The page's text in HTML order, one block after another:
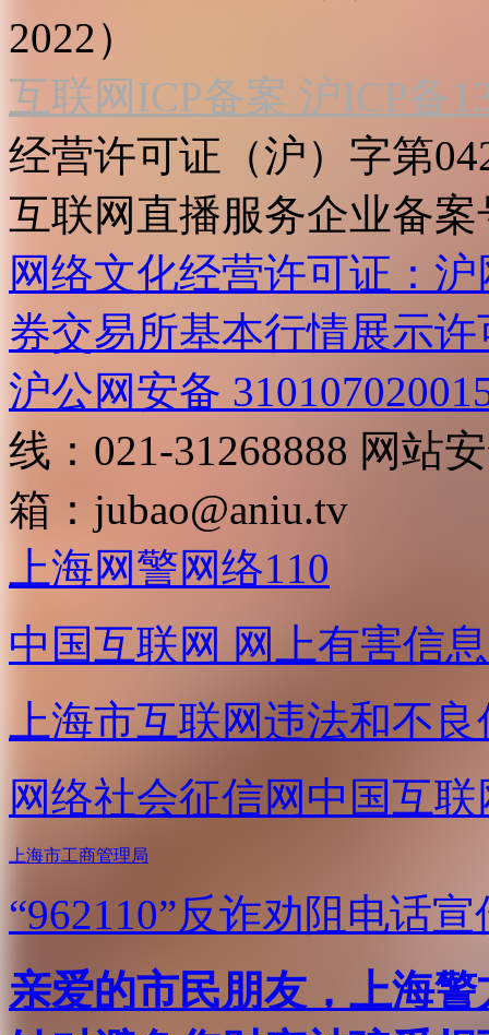
2022）
互联网ICP备案 沪ICP备
经营许可证（沪）字第
互联网直播服务企业备案
网络文化经营许可证：
券交易所基本行情展示许
沪公网安备
线：021-31268888 网站
箱： jubao@aniu.tv
上海网警网络110
中国互联网 网上有害信
上海市互联网违法和不
网络社会征信网 中国互
上海市工商管理局
“962110”反诈劝阻电话宣
亲爱的市民朋友，上海